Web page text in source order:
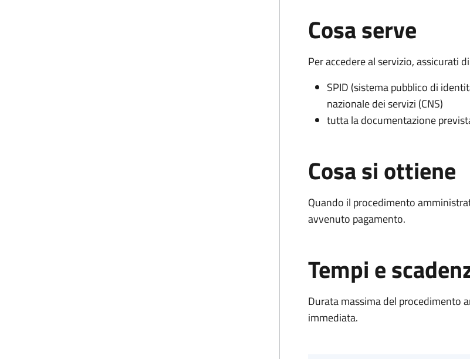
Cosa serve
Per accedere al servizio, assicurati
SPID (sistema pubblico di
nazionale dei servizi (CNS)
tutta la documentazione
Cosa si ottiene
Quando il procedimento
avvenuto pagamento.
Tempi e
Durata massima del procedimento
immediata.